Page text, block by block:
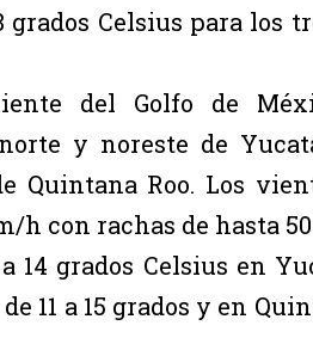
Celsius para los
del Golfo de
y noreste de
Quintana Roo. Los
h con rachas de hasta
14 grados Celsius en
11 a 15 grados y en